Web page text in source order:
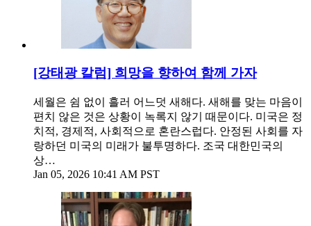
[강태광 칼럼] 희망을 향하여 함께 가자
세월은 쉼 없이 흘러 어느덧 새해다. 새해를 맞는 마음이
편치 않은 것은 상황이 녹록지 않기 때문이다. 미국은 정
치적, 경제적, 사회적으로 혼란스럽다. 안정된 사회를 자
랑하던 미국의 미래가 불투명하다. 조국 대한민국의
상…
Jan 05, 2026 10:41 AM PST